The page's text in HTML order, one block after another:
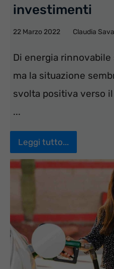
investimenti
22 Marzo 2022 Claudia
Di energia rinnovabile
ma la situazione
svolta positiva verso
...
Leggi tutto...